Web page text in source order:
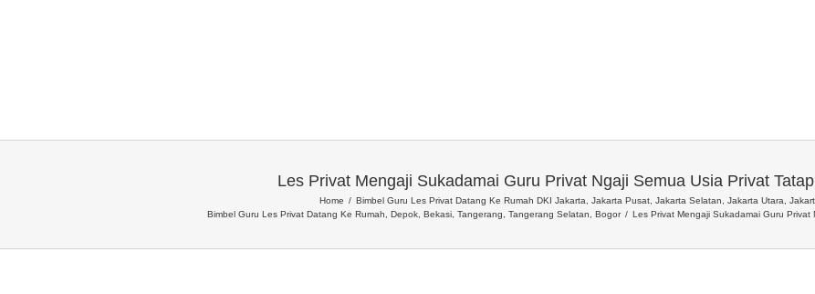
Les Privat Mengaji Sukadamai Guru Privat Ngaji Semua Usia Privat
Home
Bimbel Guru Les Privat Datang Ke Rumah DKI Jakarta, Jakarta Pusat, Jakarta Selatan, Jakarta Utara,
Bimbel Guru Les Privat Datang Ke Rumah, Depok, Bekasi, Tangerang, Tangerang Selatan, Bogor
Les Privat Mengaji Sukadamai Guru Privat